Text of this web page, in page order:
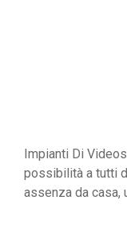
Impianti Di
possibilità a tutti
assenza da casa,